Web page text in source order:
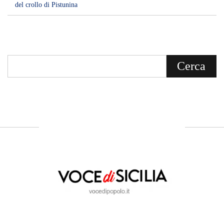
del crollo di Pistunina